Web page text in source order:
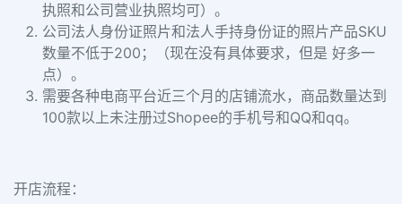
执照和公司营业执照均可）。
公司法人身份证照片和法人手持身份证的照片产品SKU
数量不低于200；（现在没有具体要求，但是 好多一
点）。
需要各种电商平台近三个月的店铺流水，商品数量达到
100款以上未注册过Shopee的手机号和QQ和qq。
开店流程：